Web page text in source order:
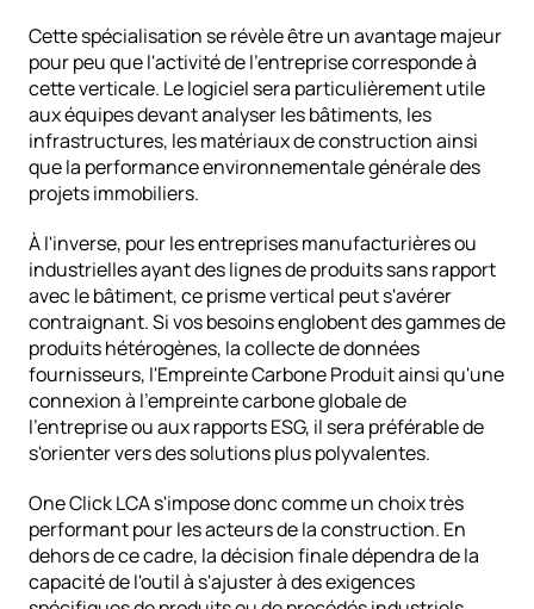
Cette spécialisation se révèle être un avantage majeur
pour peu que l'activité de l'entreprise corresponde à
cette verticale. Le logiciel sera particulièrement utile
aux équipes devant analyser les bâtiments, les
infrastructures, les matériaux de construction ainsi
que la performance environnementale générale des
projets immobiliers.
À l'inverse, pour les entreprises manufacturières ou
industrielles ayant des lignes de produits sans rapport
avec le bâtiment, ce prisme vertical peut s'avérer
contraignant. Si vos besoins englobent des gammes de
produits hétérogènes, la collecte de données
fournisseurs, l'Empreinte Carbone Produit ainsi qu'une
connexion à l'empreinte carbone globale de
l'entreprise ou aux rapports ESG, il sera préférable de
s'orienter vers des solutions plus polyvalentes.
One Click LCA s'impose donc comme un choix très
performant pour les acteurs de la construction. En
dehors de ce cadre, la décision finale dépendra de la
capacité de l'outil à s'ajuster à des exigences